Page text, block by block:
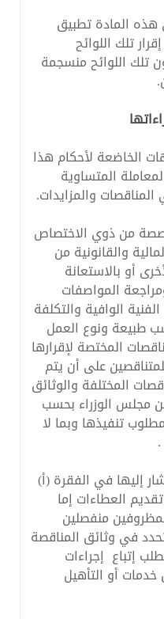
هذه المادة تطبيق
تلك اللوائح
تلك اللوائح منسجمة
الخاضعة لأحكام هذا
المتساوية
والمزايدات.
من ذوي الاختصاص
والقانونية من
أو بالاستعانة
المواصفات
الوافية والتكلفة
طبيعة ونوع العمل
المختصة لإقرارها
على أن يتم
المختلفة والوثائق
مجلس الوزراء بحسب
تنفيذها وبما لا
إليها في الفقرة (أ)
العطاءات إما
منفصلين
في وثائق المناقصة
إتباع إجراءات
أو التأهيل